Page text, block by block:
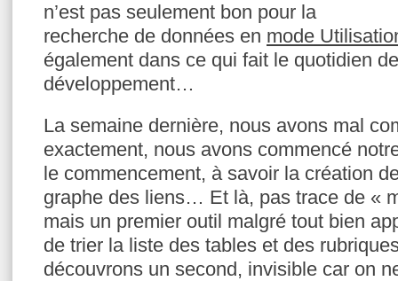
n’est pas seulement bon pour la
recherche de données en mode
également dans ce qui fait le quotidien
développement…
La semaine dernière, nous avons mal
exactement, nous avons commencé
le commencement, à savoir la création
graphe des liens… Et là, pas trace de «
mais un premier outil malgré tout bien
de trier la liste des tables et des
découvrons un second, invisible car on